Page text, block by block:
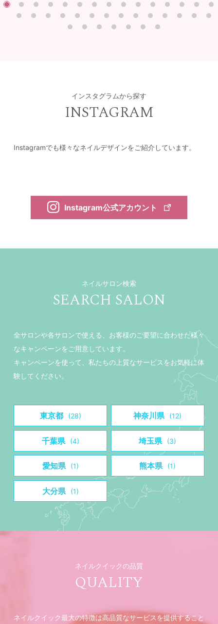
インスタグラムから探す
INSTAGRAM
Instagramでも様々なネイルデザインをご紹介しています。
Instagram公式アカウント
ネイルサロン検索
SEARCH SALON
全サロンや各サロンで使える、お客様のご要望に合わせた様々
なキャンペーンをご用意しています。
キャンペーンを使って、私たちの上質なサービスをお気軽に体
験してください。
東京都 (28) 神奈川県 (12)
千葉県 (4) 埼玉県 (3)
愛知県 (1) 熊本県 (1)
大分県 (1)
ネイルクイックの品質
QUALITY
ネイルクイック最大の特徴は高品質なサービスを提供すること